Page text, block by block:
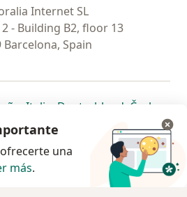
Internet SL
2 - Building B2, floor 13
Barcelona, Spain
nueva pestaña
en una nueva pestaña
se abre en una nueva pestaña
Italia se abre en una nueva
Deutschlandse abre en
Česko
una nueva pestaña
se abre en una nueva pestaña
Chile se abre en una nueva pestaña
Brasil se abre en una nueva
se abre en
se
se abre en una nueva
© 2026 - Encuentra tu
una
más.